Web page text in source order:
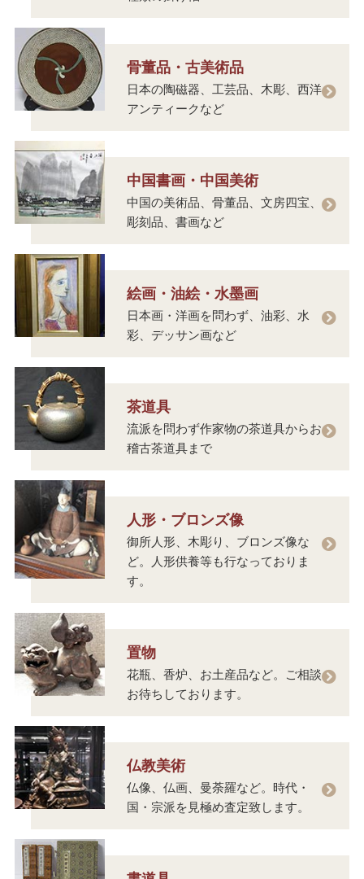
骨董品・古美術品
日本の陶磁器、工芸品、木彫、西洋
アンティークなど
中国書画・中国美術
中国の美術品、骨董品、文房四宝、
彫刻品、書画など
絵画・油絵・水墨画
日本画・洋画を問わず、油彩、水
彩、デッサン画など
茶道具
流派を問わず作家物の茶道具からお
稽古茶道具まで
人形・ブロンズ像
御所人形、木彫り、ブロンズ像な
ど。人形供養等も行なっておりま
す。
置物
花瓶、香炉、お土産品など。ご相談
お待ちしております。
仏教美術
仏像、仏画、曼荼羅など。時代・
国・宗派を見極め査定致します。